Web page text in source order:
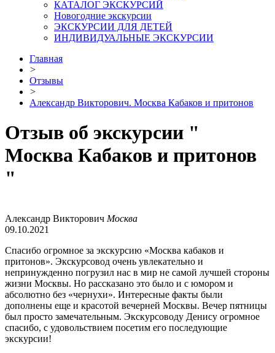
КАТАЛОГ ЭКСКУРСИЙ
Новогодние экскурсии
ЭКСКУРСИИ ДЛЯ ДЕТЕЙ
ИНДИВИДУАЛЬНЫЕ ЭКСКУРСИИ
Главная
>
Отзывы
>
Александр Викторович. Москва Кабаков и притонов
Отзыв об экскурсии "
Москва Кабаков и притонов
"
Александр Викторович Москва
09.10.2021
Спасибо огромное за экскурсию «Москва кабаков и
притонов». Экскурсовод очень увлекательно и
непринужденно погрузил нас в мир не самой лучшей стороны
жизни Москвы. Но рассказано это было и с юмором и
абсолютно без «чернухи». Интересные факты были
дополнены еще и красотой вечерней Москвы. Вечер пятницы
был просто замечательным. Экскурсоводу Денису огромное
спасибо, с удовольствием посетим его последующие
экскурсии!